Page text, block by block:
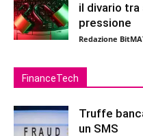
il divario
pressione
Redazione
FinanceTech
Truffe
un SMS